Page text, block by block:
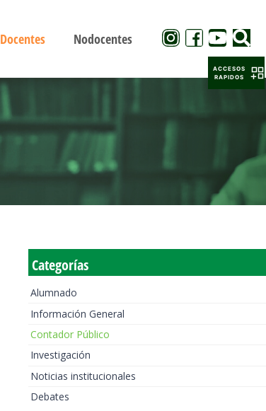
Docentes Nodocentes
Categorías
Alumnado
Información General
Contador Público
Investigación
Noticias institucionales
Debates
ACCESOS
RAPIDOS